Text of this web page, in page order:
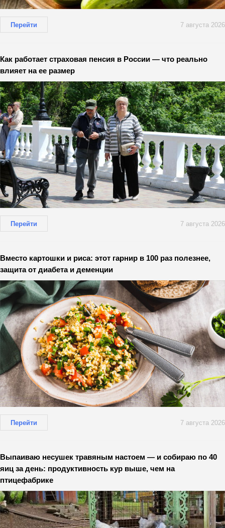
Перейти 7 августа 2026
Как работает страховая пенсия в России — что реально
влияет на ее размер
Перейти 7 августа 2026
Вместо картошки и риса: этот гарнир в 100 раз полезнее,
защита от диабета и деменции
Перейти 7 августа 2026
Выпаиваю несушек травяным настоем — и собираю по 40
яиц за день: продуктивность кур выше, чем на
птицефабрике